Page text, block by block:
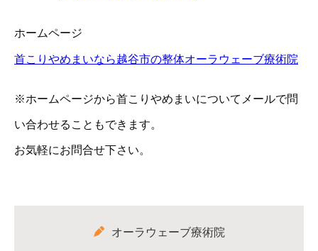
ホームページ
首こりやめまいなら越谷市の整体オーラウェーブ療術院
※ホームページから首こりやめまいについてメールで問
い合わせることもできます。
お気軽にお問合せ下さい。
オーラウェーブ療術院